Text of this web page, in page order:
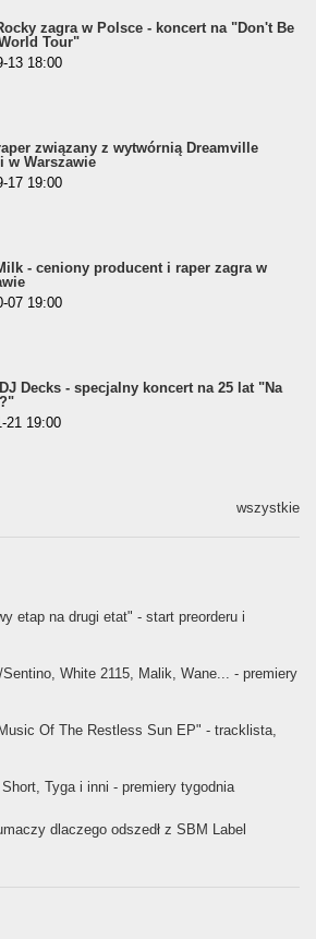
zagra w Polsce - koncert na "Don't Be
Tour"
13 18:00
związany z wytwórnią Dreamville
w Warszawie
17 19:00
- ceniony producent i raper zagra w
07 19:00
Decks - specjalny koncert na 25 lat "Na
21 19:00
wszystkie
etap na drugi etat" - start preorderu i
White 2115, Malik, Wane... - premiery
Of The Restless Sun EP" - tracklista,
Tyga i inni - premiery tygodnia
dlaczego odszedł z SBM Label